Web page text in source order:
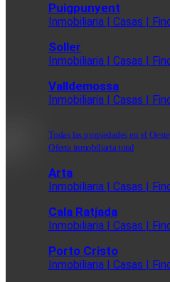
Puigpunyent
Inmobiliaria | Casas |
Soller
Inmobiliaria | Casas |
Valldemossa
Inmobiliaria | Casas |
Todas las propiedades en el Oeste
Oferta inmobiliaria total
Arta
Inmobiliaria | Casas |
Cala Ratjada
Inmobiliaria | Casas |
Porto Cristo
Inmobiliaria | Casas |